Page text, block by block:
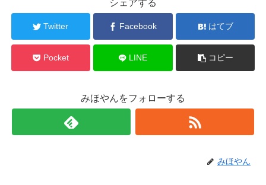
シェアする
Twitter Facebook はてブ
Pocket LINE コピー
みほやんをフォローする
みほやん